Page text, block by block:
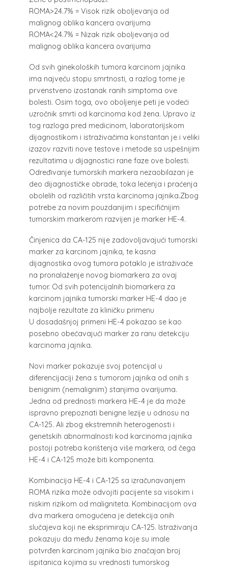
ROMA>24.7% = Visok rizik oboljevanja od
malignog oblika kancera ovarijuma
ROMA<24.7% = Nizak rizik oboljevanja od
malignog oblika kancera ovarijuma
Od svih ginekoloških tumora karcinom jajnika
ima najveću stopu smrtnosti, a razlog tome je
prvenstveno izostanak ranih simptoma ove
bolesti. Osim toga, ovo oboljenje peti je vodeći
uzročnik smrti od karcinoma kod žena. Upravo iz
tog razloga pred medicinom, laboratorijskom
dijagnostikom i istraživačima konstantan je i veliki
izazov razviti nove testove i metode sa uspešnijim
rezultatima u dijagnostici rane faze ove bolesti.
Određivanje tumorskih markera nezaobilazan je
deo dijagnostičke obrade, toka lečenja i praćenja
obolelih od različitih vrsta karcinoma jajnika.Zbog
potrebe za novim pouzdanijim i specifičnijim
tumorskim markerom razvijen je marker HE-4.
Činjenica da CA-125 nije zadovoljavajući tumorski
marker za karcinom jajnika, te kasna
dijagnostika ovog tumora potaklo je istraživače
na pronalaženje novog biomarkera za ovaj
tumor. Od svih potencijalnih biomarkera za
karcinom jajnika tumorski marker HE-4 dao je
najbolje rezultate za kliničku primenu
U dosadašnjoj primeni HE-4 pokazao se kao
posebno obećavajući marker za ranu detekciju
karcinoma jajnika.
Novi marker pokazuje svoj potencijal u
diferencijaciji žena s tumorom jajnika od onih s
benignim (nemalignim) stanjima ovarijuma.
Jedna od prednosti markera HE-4 je da može
ispravno prepoznati benigne lezije u odnosu na
CA-125. Ali zbog ekstremnih heterogenosti i
genetskih abnormalnosti kod karcinoma jajnika
postoji potreba korištenja više markera, od čega
HE-4 i CA-125 može biti komponenta.
Kombinacija HE-4 i CA-125 sa izračunavanjem
ROMA rizika može odvojiti pacijente sa visokim i
niskim rizikom od maligniteta. Kombinacijom ova
dva markera omogućena je detekcija onih
slučajeva koji ne eksprimiraju CA-125. Istraživanja
pokazuju da među ženama koje su imale
potvrđen karcinom jajnika bio značajan broj
ispitanica kojima su vrednosti tumorskog